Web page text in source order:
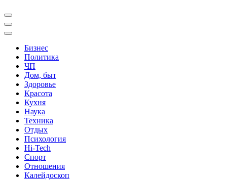
Бизнес
Политика
ЧП
Дом, быт
Здоровье
Красота
Кухня
Наука
Техника
Отдых
Психология
Hi-Tech
Спорт
Отношения
Калейдоскоп